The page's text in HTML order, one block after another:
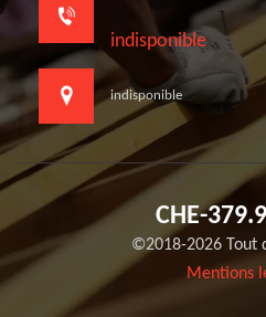
indisponible
indisponible
CHE-
©2018-2026 Tout
Mentions